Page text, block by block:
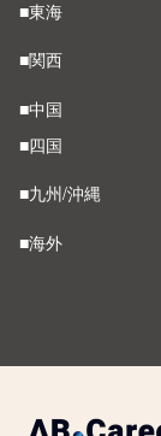
■東海
■関西
■中国
■四国
■九州/沖縄
■海外